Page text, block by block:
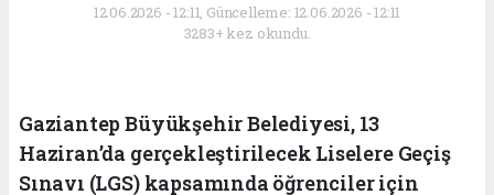
12.06.2026 - 12:11, Güncelleme: 12.06.2026 - 12:11
3283+ kez okundu.
Gaziantep Büyükşehir Belediyesi, 13
Haziran’da gerçekleştirilecek Liselere Geçiş
Sınavı (LGS) kapsamında öğrenciler için